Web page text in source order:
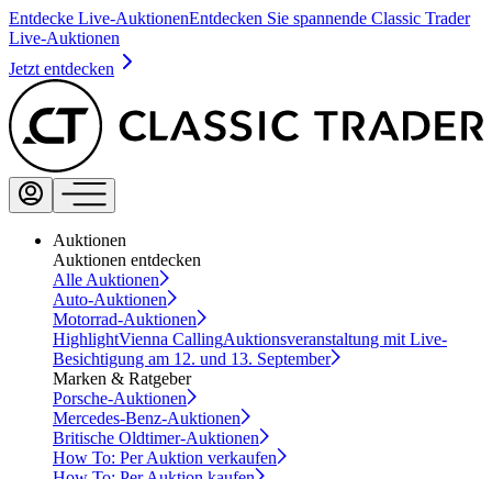
Entdecke Live-AuktionenEntdecken Sie spannende Classic Trader
Live-Auktionen
Jetzt entdecken
Auktionen
Auktionen entdecken
Alle Auktionen
Auto-Auktionen
Motorrad-Auktionen
HighlightVienna CallingAuktionsveranstaltung mit Live-
Besichtigung am 12. und 13. September
Marken & Ratgeber
Porsche-Auktionen
Mercedes-Benz-Auktionen
Britische Oldtimer-Auktionen
How To: Per Auktion verkaufen